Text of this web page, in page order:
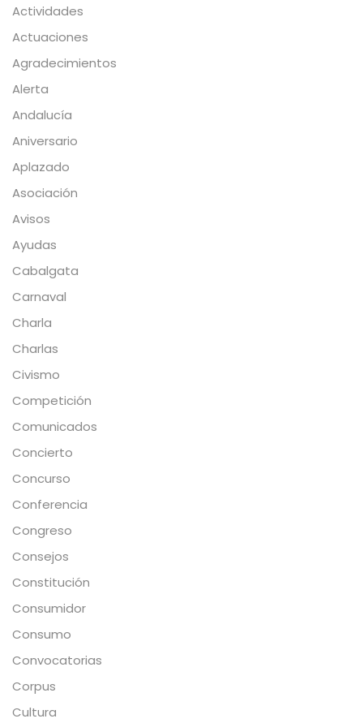
Actividades
Actuaciones
Agradecimientos
Alerta
Andalucía
Aniversario
Aplazado
Asociación
Avisos
Ayudas
Cabalgata
Carnaval
Charla
Charlas
Civismo
Competición
Comunicados
Concierto
Concurso
Conferencia
Congreso
Consejos
Constitución
Consumidor
Consumo
Convocatorias
Corpus
Cultura